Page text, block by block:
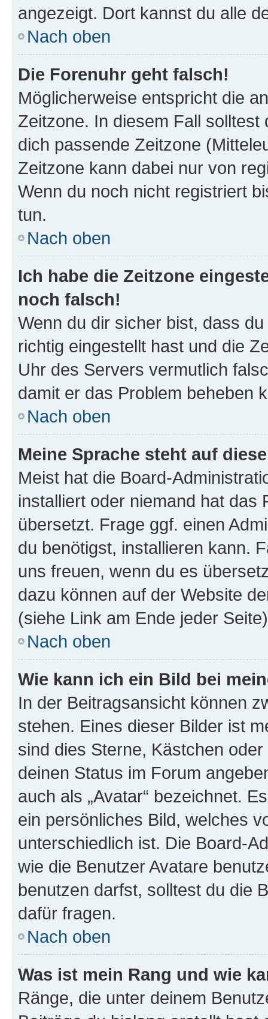
angezeigt. Dort kannst du alle
Nach oben
Die Forenuhr geht falsch!
Möglicherweise entspricht die
Zeitzone. In diesem Fall solltest
dich passende Zeitzone
Zeitzone kann dabei nur von
Wenn du noch nicht registriert
tun.
Nach oben
Ich habe die Zeitzone
noch falsch!
Wenn du dir sicher bist, dass
richtig eingestellt hast und die
Uhr des Servers vermutlich
damit er das Problem beheben
Nach oben
Meine Sprache steht auf
Meist hat die Board-
installiert oder niemand hat das
übersetzt. Frage ggf. einen
du benötigst, installieren kann.
uns freuen, wenn du es
dazu können auf der Website
(siehe Link am Ende jeder
Nach oben
Wie kann ich ein Bild bei
In der Beitragsansicht können
stehen. Eines dieser Bilder ist
sind dies Sterne, Kästchen
deinen Status im Forum
auch als „Avatar“ bezeichnet.
ein persönliches Bild, welches
unterschiedlich ist. Die Board-
wie die Benutzer Avatare
benutzen darfst, solltest du die
dafür fragen.
Nach oben
Was ist mein Rang und wie
Ränge, die unter deinem